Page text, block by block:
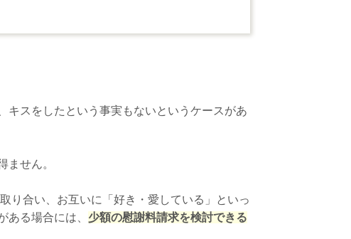
キスをしたという事実もないというケースがあ
ません。
り合い、お互いに「好き・愛している」といっ
ある場合には、 少額の慰謝料請求を検討できる